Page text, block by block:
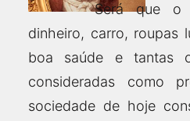
Será que o
dinheiro, carro, roupas
boa saúde e tantas
consideradas como
sociedade de hoje